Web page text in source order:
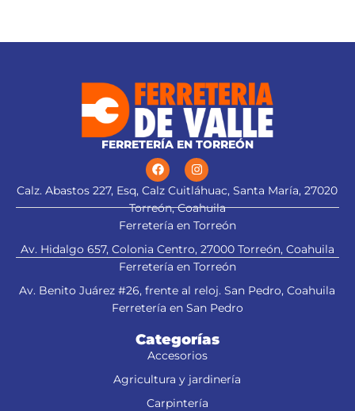
FERRETERÍA EN TORREÓN
Calz. Abastos 227, Esq, Calz Cuitláhuac, Santa María, 27020
Torreón, Coahuila
Ferretería en Torreón
Av. Hidalgo 657, Colonia Centro, 27000 Torreón, Coahuila
Ferretería en Torreón
Av. Benito Juárez #26, frente al reloj. San Pedro, Coahuila
Ferretería en San Pedro
Categorías
Accesorios
Agricultura y jardinería
Carpintería